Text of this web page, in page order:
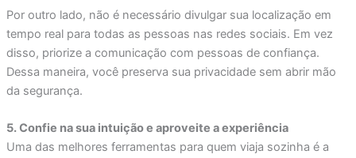
Por outro lado, não é necessário divulgar sua localização em
tempo real para todas as pessoas nas redes sociais. Em vez
disso, priorize a comunicação com pessoas de confiança.
Dessa maneira, você preserva sua privacidade sem abrir mão
da segurança.
5. Confie na sua intuição e aproveite a experiência
Uma das melhores ferramentas para quem viaja sozinha é a